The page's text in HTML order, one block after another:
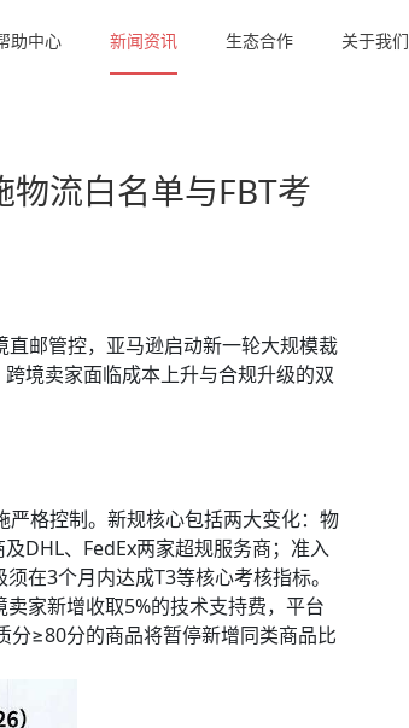
助中心 新闻资讯 生态合作 关于我们
流白名单与FBT考
邮管控，亚马逊启动新一轮大规模裁
境卖家面临成本上升与合规升级的双
格控制。新规核心包括两大变化：物
DHL、FedEx两家超规服务商；准入
在3个月内达成T3等核心考核指标。
家新增收取5%的技术支持费，平台
分≥80分的商品将暂停新增同类商品比